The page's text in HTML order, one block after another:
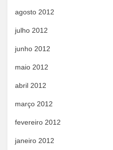
agosto 2012
julho 2012
junho 2012
maio 2012
abril 2012
março 2012
fevereiro 2012
janeiro 2012